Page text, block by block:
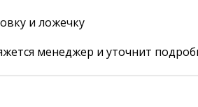
и ложечку
менеджер и уточнит